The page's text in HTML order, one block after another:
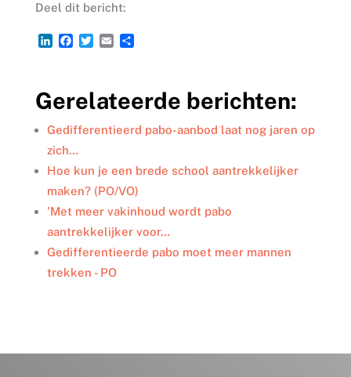
Deel dit bericht:
L
e
d
I
n
F
b
o
o
k
T
t
e
r
E
l
D
n
Gerelateerde berichten:
Gedifferentieerd pabo-aanbod laat nog jaren op
zich…
Hoe kun je een brede school aantrekkelijker
maken? (PO/VO)
'Met meer vakinhoud wordt pabo
aantrekkelijker voor…
Gedifferentieerde pabo moet meer mannen
trekken - PO